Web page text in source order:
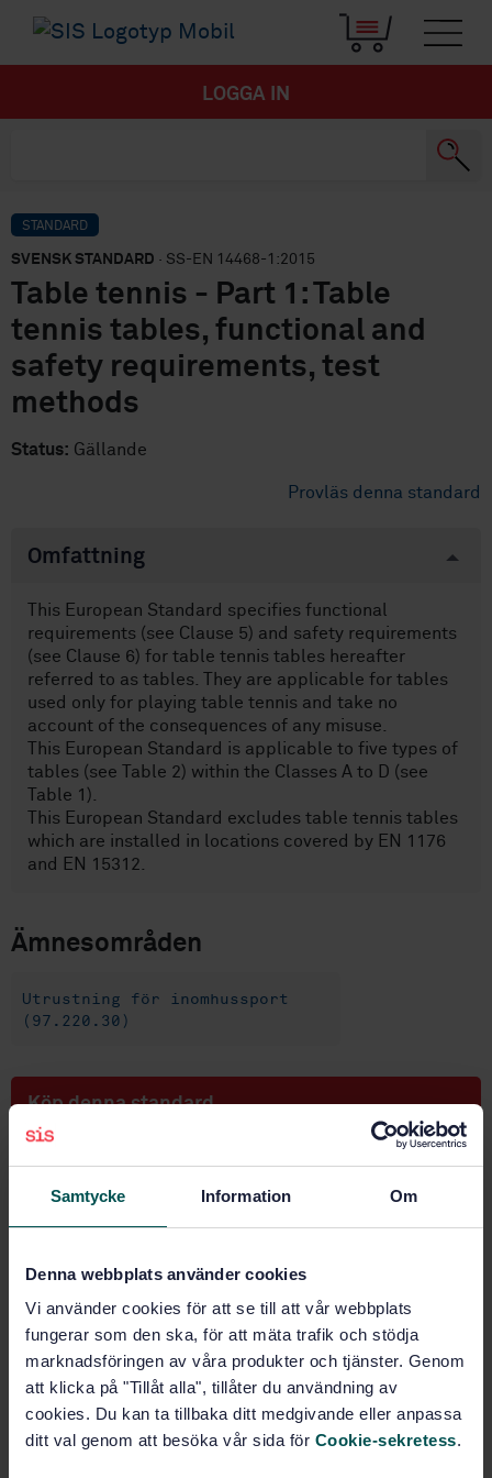
Samtycke Information Om
Denna webbplats använder cookies
Vi använder cookies för att se till att vår webbplats
fungerar som den ska, för att mäta trafik och stödja
marknadsföringen av våra produkter och tjänster. Genom
att klicka på "Tillåt alla", tillåter du användning av
cookies. Du kan ta tillbaka ditt medgivande eller anpassa
ditt val genom att besöka vår sida för Cookie-sekretess.
LOGGA IN
STANDARD
SVENSK STANDARD · SS-EN 14468-1:2015
Table tennis - Part 1: Table
tennis tables, functional and
safety requirements, test
methods
Status: Gällande
Provläs denna standard
Omfattning
This European Standard specifies functional
requirements (see Clause 5) and safety requirements
(see Clause 6) for table tennis tables hereafter
referred to as tables. They are applicable for tables
used only for playing table tennis and take no
account of the consequences of any misuse.
This European Standard is applicable to five types of
tables (see Table 2) within the Classes A to D (see
Table 1).
This European Standard excludes table tennis tables
which are installed in locations covered by EN 1176
and EN 15312.
Ämnesområden
Utrustning för inomhussport
(97.220.30)
Köp denna standard
SVENSK STANDARD · SS-EN 14468-1:2015
Pris:1 420 SEK
Lägg i varukorgen